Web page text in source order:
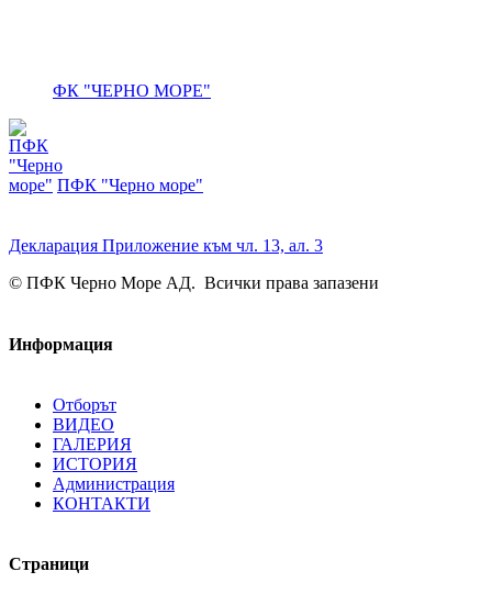
ФК "ЧЕРНО МОРЕ"
ПФК "Черно море"
Декларация Приложение към чл. 13, ал. 3
© ПФК Черно Море АД. Всички права запазени
Информация
Отборът
ВИДЕО
ГАЛЕРИЯ
ИСТОРИЯ
Администрация
КОНТАКТИ
Страници